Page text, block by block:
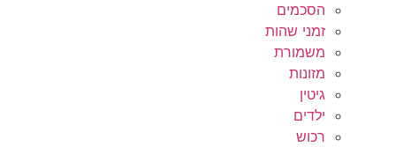
הסכמים
זמני שהות
משמורת
מזונות
גיטין
ילדים
רכוש